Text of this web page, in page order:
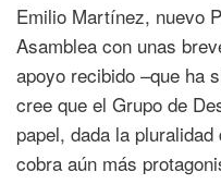
Emilio Martínez, nuevo
Asamblea con unas
apoyo recibido –que ha
cree que el Grupo de
papel, dada la
cobra aún más